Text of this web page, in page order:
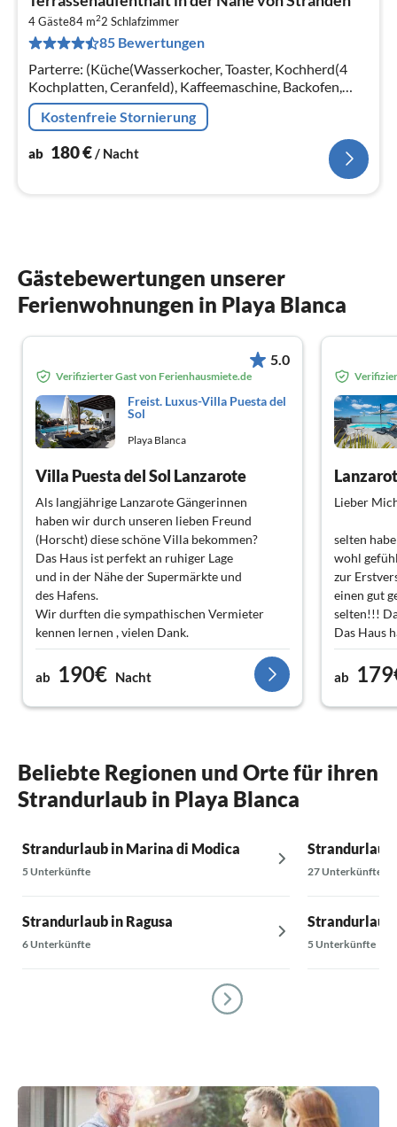
4 Gäste84 m22 Schlafzimmer
85 Bewertungen
Parterre: (Küche(Wasserkocher, Toaster, Kochherd(4
Kochplatten, Ceranfeld), Kaffeemaschine, Backofen,
Mikrowelle, Spülmaschine, Kühl-/Gefrierkombination)
Kostenfreie Stornierung
ab 180€/ Nacht
Gästebewertungen unserer
Ferienwohnungen in Playa Blanca
5.0
Verifizierter Gast von Ferienhausmiete.de
Freist. Luxus-Villa Puesta del
Sol
Playa Blanca
Villa Puesta del Sol Lanzarote
Als langjährige Lanzarote Gängerinnen
haben wir durch unseren lieben Freund
(Horscht) diese schöne Villa bekommen?
Das Haus ist perfekt an ruhiger Lage
und in der Nähe der Supermärkte und
des Hafens.
Wir durften die sympathischen Vermieter
kennen lernen , vielen Dank.
Wir werden sehr gut von Horst betreut,
der sich liebevoll um Alles kümmert .Wir
kommen bestimmt wieder.Familie Andres aus
der schönen Schweiz ??
ab 190€ Nacht
Lieber
selten
wohl
zur
einen gut
selten!!!
Das Haus
Wohnlage.
bzw. zur
genug aus.
B.Schenzer
ab
Beliebte Regionen und Orte für ihren
Strandurlaub in Playa Blanca
Strandurlaub in Marina di Modica
5 Unterkünfte
Strandurlaub in Ragusa
6 Unterkünfte
Strandurlaub
27 Unterkünfte
Strandurlaub
5 Unterkünfte